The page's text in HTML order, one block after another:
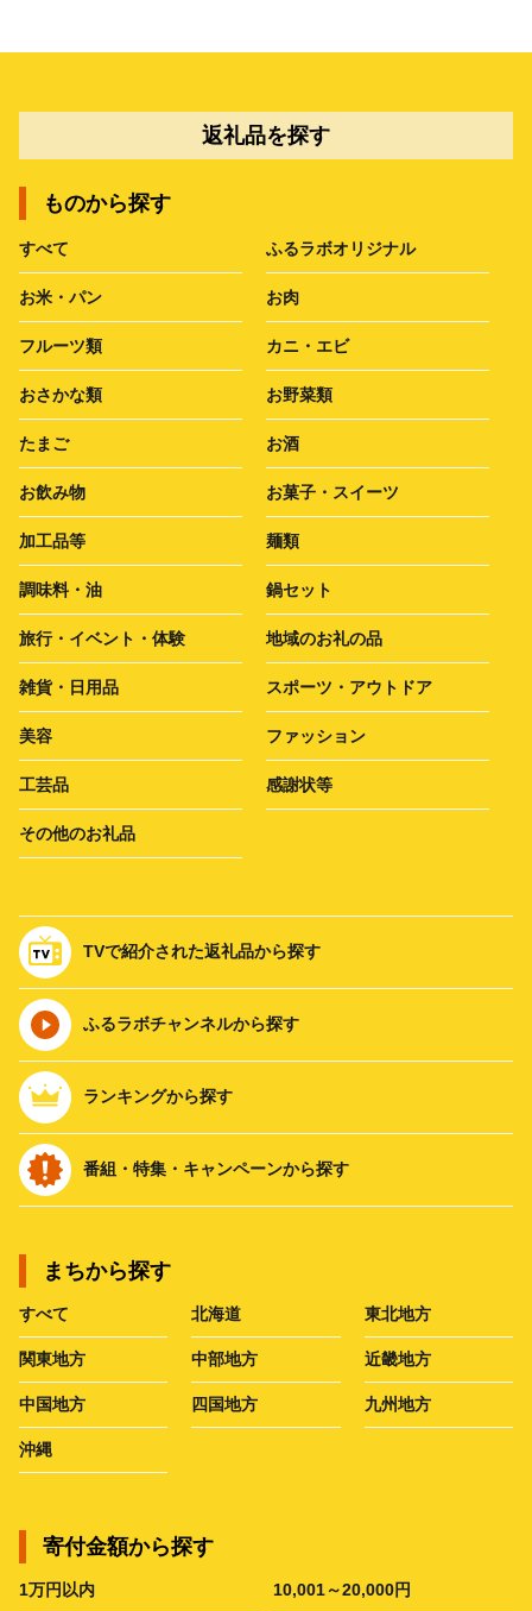
返礼品を探す
ものから探す
すべて ふるラボオリジナル
お米・パン お肉
フルーツ類 カニ・エビ
おさかな類 お野菜類
たまご お酒
お飲み物 お菓子・スイーツ
加工品等 麺類
調味料・油 鍋セット
旅行・イベント・体験 地域のお礼の品
雑貨・日用品 スポーツ・アウトドア
美容 ファッション
工芸品 感謝状等
その他のお礼品
TVで紹介された返礼品から探す
ふるラボチャンネルから探す
ランキングから探す
番組・特集・キャンペーンから探す
まちから探す
すべて 北海道 東北地方
関東地方 中部地方 近畿地方
中国地方 四国地方 九州地方
沖縄
寄付金額から探す
1万円以内 10,001～20,000円